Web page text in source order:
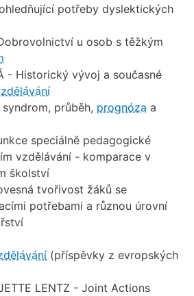
potřeby dyslektických
u osob s těžkým
- Historický vývoj a současné
syndrom, průběh, prognóza a
speciálně pedagogické
vzdělávání - komparace v
školství
tvořivost žáků se
potřebami a různou úrovní
(příspěvky z evropských
LENTZ - Joint Actions